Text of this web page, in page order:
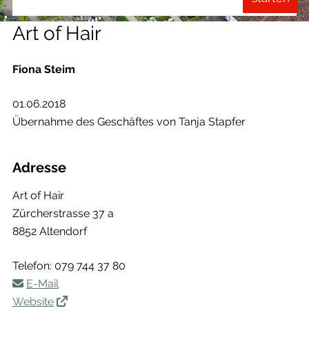
Art of Hair
Fiona Steim
01.06.2018
Übernahme des Geschäftes von Tanja Stapfer
Adresse
Art of Hair
Zürcherstrasse 37 a
8852 Altendorf
Telefon: 079 744 37 80
E-Mail
Website